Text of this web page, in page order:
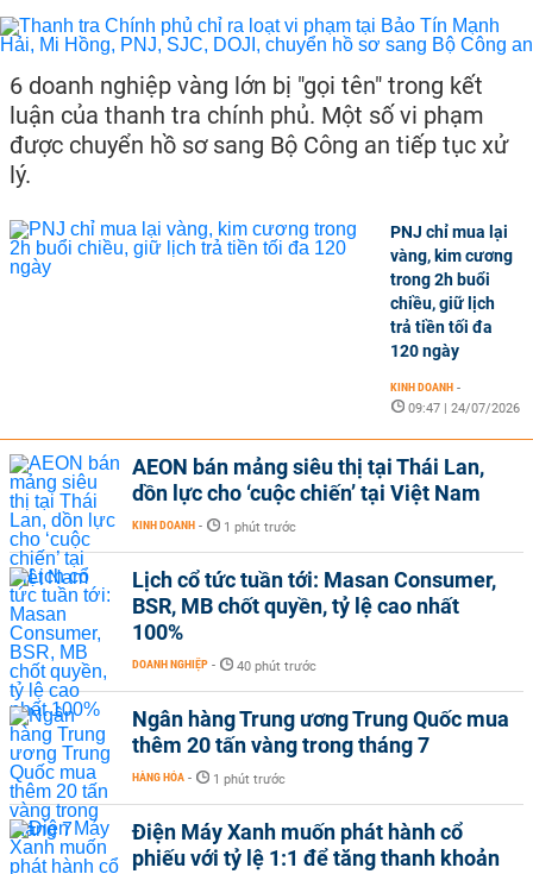
6 doanh nghiệp vàng lớn bị "gọi tên" trong kết
luận của thanh tra chính phủ. Một số vi phạm
được chuyển hồ sơ sang Bộ Công an tiếp tục xử
lý.
PNJ chỉ mua lại
vàng, kim cương
trong 2h buổi
chiều, giữ lịch
trả tiền tối đa
120 ngày
KINH DOANH -
09:47 | 24/07/2026
AEON bán mảng siêu thị tại Thái Lan,
dồn lực cho ‘cuộc chiến’ tại Việt Nam
KINH DOANH - 1 phút trước
Lịch cổ tức tuần tới: Masan Consumer,
BSR, MB chốt quyền, tỷ lệ cao nhất
100%
DOANH NGHIỆP - 40 phút trước
Ngân hàng Trung ương Trung Quốc mua
thêm 20 tấn vàng trong tháng 7
HÀNG HÓA - 1 phút trước
Điện Máy Xanh muốn phát hành cổ
phiếu với tỷ lệ 1:1 để tăng thanh khoản